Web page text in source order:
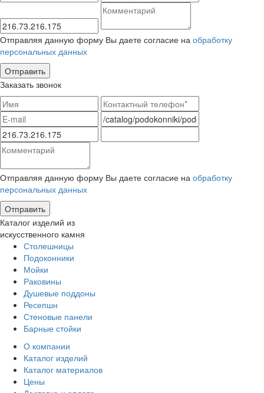
Отправляя данную форму Вы даете согласие на обработку
персональных данных
Заказать звонок
Отправляя данную форму Вы даете согласие на обработку
персональных данных
Каталог изделий из
искусственного камня
Столешницы
Подоконники
Мойки
Раковины
Душевые поддоны
Ресепшн
Стеновые панели
Барные стойки
О компании
Каталог изделий
Каталог материалов
Цены